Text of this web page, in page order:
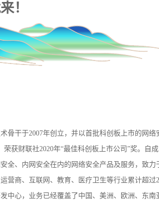
！
骨干于2007年创立，并以首批科创板上市的网络
获财联社2020年“最佳科创板上市公司”奖。自
全、内网安全在内的网络安全产品及服务，致力
营商、互联网、教育、医疗卫生等行业累计超过
中心，业务已经覆盖了中国、美洲、欧洲、东南